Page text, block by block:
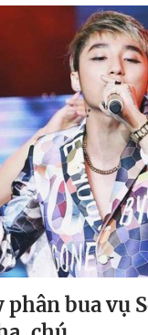
phân bua vụ